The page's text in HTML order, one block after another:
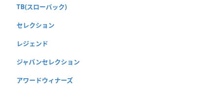
TB(スローバック)
セレクション
レジェンド
ジャパンセレクション
アワードウィナーズ